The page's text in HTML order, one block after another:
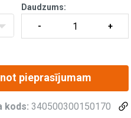
Daudzums:
pieprasījumam
kods: 340500300150170